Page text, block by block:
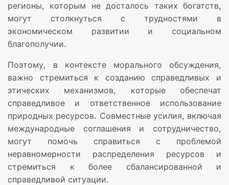
регионы, которым не досталось таких богатств,
могут столкнуться с трудностями в
экономическом развитии и социальном
благополучии.
Поэтому, в контексте морального обсуждения,
важно стремиться к созданию справедливых и
этических механизмов, которые обеспечат
справедливое и ответственное использование
природных ресурсов. Совместные усилия, включая
международные соглашения и сотрудничество,
могут помочь справиться с проблемой
неравномерности распределения ресурсов и
стремиться к более сбалансированной и
справедливой ситуации.